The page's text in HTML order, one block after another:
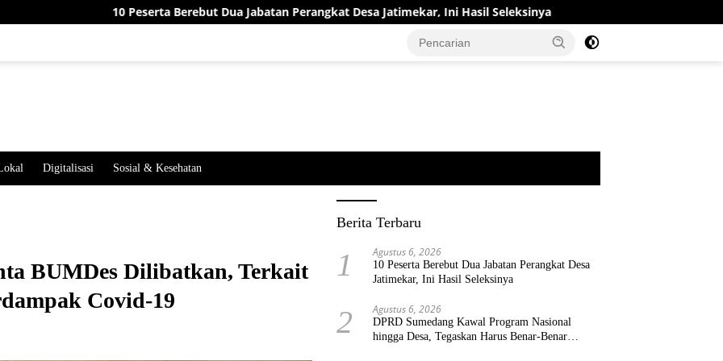
10 Peserta Berebut Dua Jabatan Perangkat Desa Jatimekar, Ini Hasil Seleksinya DPRD Sumedang Kawal Program
Digitalisasi Sosial & Kesehatan
BUMDes Dilibatkan, Terkait
Covid-19
Berita Terbaru
1 Agustus 6, 2026
10 Peserta Berebut Dua Jabatan Perangkat Desa
Jatimekar, Ini Hasil Seleksinya
2 Agustus 6, 2026
DPRD Sumedang Kawal Program Nasional
hingga Desa, Tegaskan Harus Benar-Benar